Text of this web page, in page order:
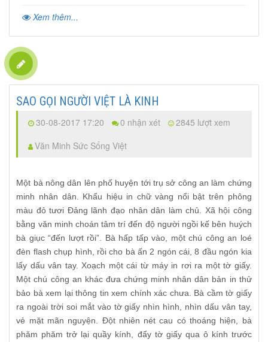
Xem thêm...
SAO GỌI NGƯỜI VIỆT LÀ KINH
30-08-2017 17:20 0 nhận xét
2845 lượt xem
Văn Minh Sức Sống Việt
Một bà nông dân lên phố huyện tới trụ sở công an làm chứng
minh nhân dân. Khẩu hiệu in chữ vàng nổi bật trên phông
màu đỏ tươi Đảng lãnh đạo nhân dân làm chủ. Xã hội công
bằng văn minh choán tâm trí đến độ người ngồi kế bên huých
bà giục “đến lượt rồi”. Bà hấp tấp vào, một chú công an loé
đèn flash chụp hình, rồi cho bà ấn 2 ngón cái, 8 đầu ngón kia
lấy dấu vân tay. Xoạch một cái từ máy in rơi ra một tờ giấy.
Một chú công an khác đưa chứng minh nhân dân bản in thử
bảo bà xem lại thông tin xem chính xác chưa. Bà cầm tờ giấy
ra ngoài trời soi mắt vào tờ giấy nhìn hình, nhìn dấu vân tay,
vẻ mặt mãn nguyện. Đột nhiên nét cau có thoáng hiện, bà
phăm phăm trở lại quầy kính, đẩy tờ giấy qua ô kính trước